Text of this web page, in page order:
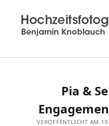
Hochzeitsfotograf
aus
Knoblauch
Pia &
VERÖFFENTLICHT AM